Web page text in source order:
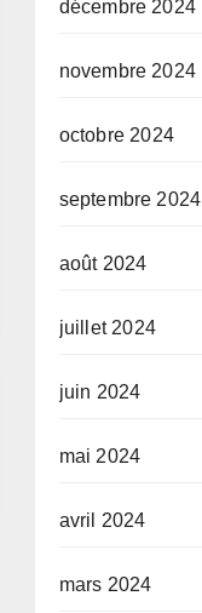
décembre 2024
novembre 2024
octobre 2024
septembre 2024
août 2024
juillet 2024
juin 2024
mai 2024
avril 2024
mars 2024